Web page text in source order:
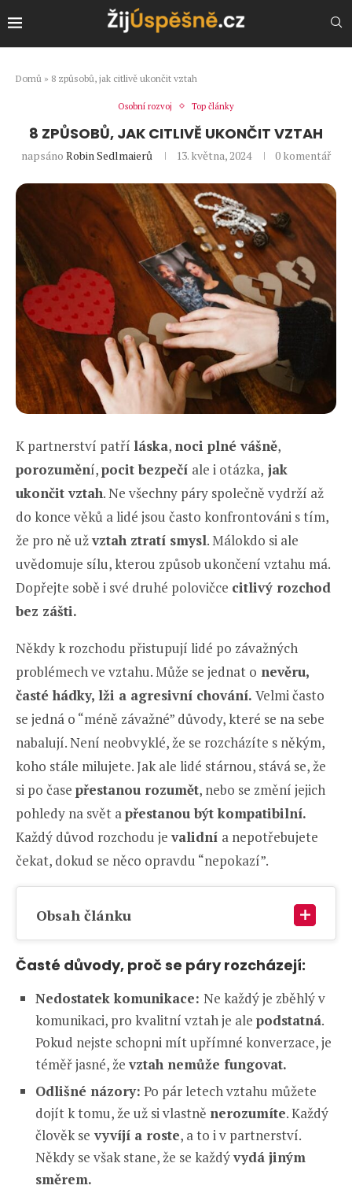
Domů » 8 způsobů, jak citlivě ukončit vztah
Osobní rozvoj Top články
8 ZPŮSOBŮ, JAK CITLIVĚ UKONČIT VZTAH
napsáno Robin Sedlmaierů 13. května, 2024 0 komentář
K partnerství patří láska, noci plné vášně,
porozumění,pocit bezpečí ale i otázka, jak
ukončit vztah. Ne všechny páry společně vydrží až
do konce věků a lidé jsou často konfrontováni s tím,
že pro ně užvztah ztratí smysl. Málokdo si ale
uvědomuje sílu, kterou způsob ukončení vztahu má.
Dopřejte sobě i své druhé polovičce citlivý rozchod
bez zášti.
Někdy k rozchodu přistupují lidé po závažných
problémech ve vztahu. Může se jednat o nevěru,
časté hádky, lži a agresivní chování. Velmi často
se jedná o “méně závažné” důvody, které se na sebe
nabalují. Není neobvyklé, že se rozcházíte s někým,
koho stále milujete. Jak ale lidé stárnou, stává se, že
si po čase přestanou rozumět, nebo se změní jejich
pohledy na svět apřestanou být kompatibilní.
Každý důvod rozchodu je validní a nepotřebujete
čekat, dokud se něco opravdu “nepokazí”.
Obsah článku
Časté důvody, proč se páry rozcházejí:
Nedostatek komunikace: Ne každý je zběhlý v
komunikaci, pro kvalitní vztah je ale podstatná.
Pokud nejste schopni mít upřímné konverzace, je
téměř jasné, že vztah nemůže fungovat.
Odlišné názory: Po pár letech vztahu můžete
dojít k tomu, že už si vlastně nerozumíte. Každý
člověk se vyvíjí a roste, a to i v partnerství.
Někdy se však stane, že se každývydá jiným
směrem.